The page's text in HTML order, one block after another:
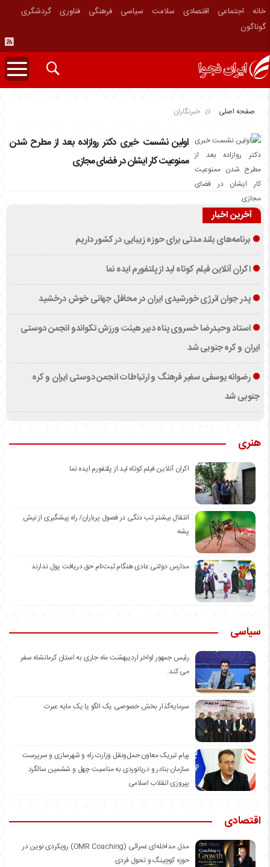
خانه اجتماعی اقتصادی سلامت سیاسی فرهنگی فناوری
گردشگری
گوناگون
صفحه اصلی خبرنگاران
اولین نشست خبری دکتر روازاده بعد از مطرح شدن
ممنوعیت کار ایشان در فضای مجازی
آخرین اخبار
برنامه‌های بلند مدتی برای حوزه زیبایی در کشور داریم
اکران آنلاین فیلم کوتاه لید از پلتفورم ایده نما
پدر جوان انرژی خورشیدی ایران در محافل جهانی خوش درخشید
استاد وحیدرضا خسروی پناه دبیر هیئت ورزش تکواندو انجمن دوستی
ایران و کره جنوبی شد
رضوانه یوسفی سفیر فرهنگ و ارتباطات انجمن دوستی ایران و کره
جنوبی شد
هنری
اکران آنلاین فیلم کوتاه لید از پلتفورم ایده نما
انتقال بیشتر تب دنگی در فصول پرباران/ راه پیشگیری از نیش
پشه
مدارس دولتی عادی هنگام ثبت‌نام حق دریافت پول ندارند
سیاسی
رئیس جمهور اواخر اردیبهشت ماه جاری به استان کرمانشاه سفر
می کند.
سرمایه‌گذار بخش خصوصی یک الگو یا یک مایه عبرت
️پیام تبریک معاون حمل‌ونقل وزارت راه و شهرسازی و سرپرست
سازمان بنادر و دریانوردی به مناسبت چهل و ششمین سالگرد
پیروزی انقلاب اسلامی
اقتصادی
مدل مداخله‌ای عمرائی (OMR Coaching) رویکردی نوین در
حوزه کوچینگ و تحول فردی